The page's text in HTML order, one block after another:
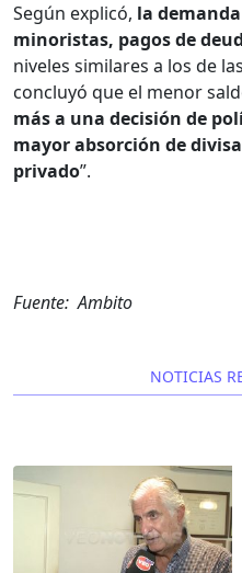
Según explicó, la
minoristas, pagos de
niveles similares a los de
concluyó que el menor
más a una decisión de
mayor absorción de
privado”.
Fuente: Ambito
NOTICIAS